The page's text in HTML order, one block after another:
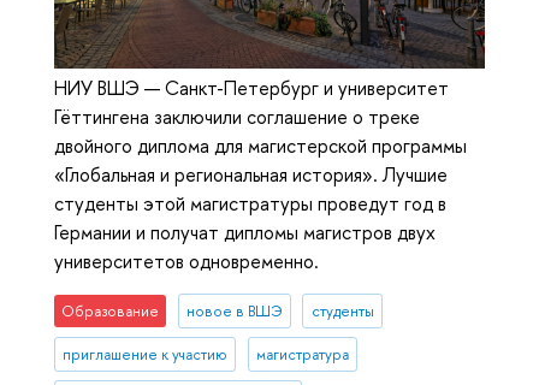
НИУ ВШЭ — Санкт-Петербург и университет
Гёттингена заключили соглашение о треке
двойного диплома для магистерской программы
«Глобальная и региональная история». Лучшие
студенты этой магистратуры проведут год в
Германии и получат дипломы магистров двух
университетов одновременно.
Образование новое в ВШЭ студенты
приглашение к участию магистратура